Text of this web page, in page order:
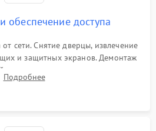
обеспечение доступа
сети. Снятие дверцы, извлечение
и защитных экранов. Демонтаж
панели для прямого доступа к
плате и вентиляторам.
Подробнее